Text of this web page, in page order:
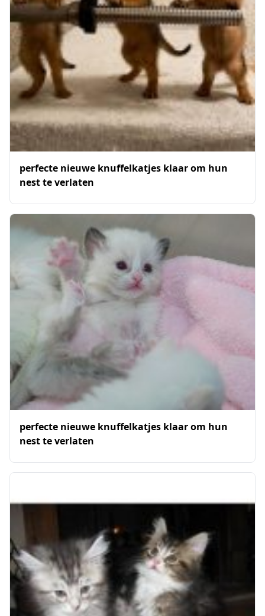
perfecte nieuwe knuffelkatjes klaar om hun
nest te verlaten
perfecte nieuwe knuffelkatjes klaar om hun
nest te verlaten